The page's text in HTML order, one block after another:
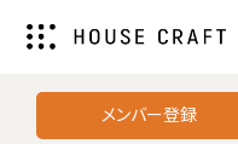
メンバー登録